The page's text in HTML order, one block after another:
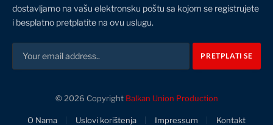
dostavljamo na vašu elektronsku poštu sa kojom se registrujete
i besplatno pretplatite na ovu uslugu.
© 2026 Copyright Balkan Union Production
O Nama Uslovi korištenja Impressum Kontakt